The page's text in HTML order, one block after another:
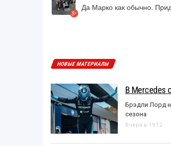
Да Марко как обычно.
НОВЫЕ МАТЕРИАЛЫ
В Mercedes
Брэдли Лорд
сезона
Вчера в 19:12